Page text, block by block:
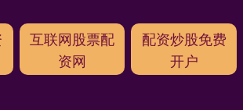
互联网股票配
资网
配资炒股免费
开户